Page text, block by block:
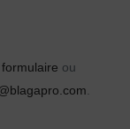
formulaire ou
.